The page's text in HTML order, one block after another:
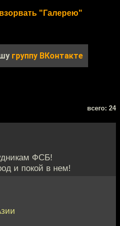
"Галерею"
группу ВКонтакте
всего: 24
ФСБ!
и покой в нем!